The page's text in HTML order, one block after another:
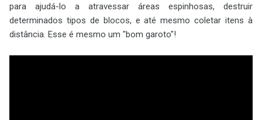
para ajudá-lo a atravessar áreas espinhosas, destruir
determinados tipos de blocos, e até mesmo coletar itens à
distância. Esse é mesmo um "bom garoto"!